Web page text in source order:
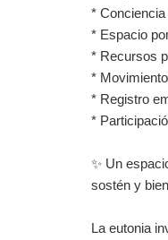
*
* Espacio
* Recursos
*
* Registro
*
✨ Un
sostén y
La eutonia